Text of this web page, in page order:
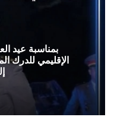
القائد
الإقليمي
للدرك
الملكي
بالعرائش
أحمد
بمناسبة عيد
الإقليمي للدرك